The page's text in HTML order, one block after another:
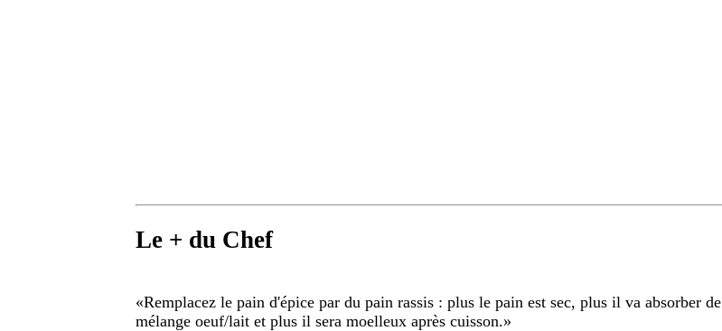
Le + du Chef
«Remplacez le pain d'épice par du pain rassis : plus le pain est sec, plus il va absorber de
mélange oeuf/lait et plus il sera moelleux après cuisson.»